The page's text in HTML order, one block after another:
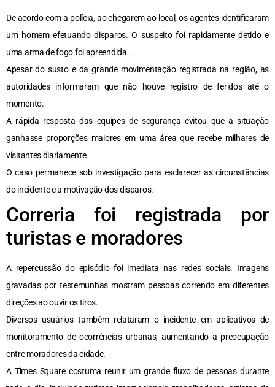
De acordo com a polícia, ao chegarem ao local, os agentes identificaram
um homem efetuando disparos. O suspeito foi rapidamente detido e
uma arma de fogo foi apreendida.
Apesar do susto e da grande movimentação registrada na região, as
autoridades informaram que não houve registro de feridos até o
momento.
A rápida resposta das equipes de segurança evitou que a situação
ganhasse proporções maiores em uma área que recebe milhares de
visitantes diariamente.
O caso permanece sob investigação para esclarecer as circunstâncias
do incidente e a motivação dos disparos.
Correria foi registrada por
turistas e moradores
A repercussão do episódio foi imediata nas redes sociais. Imagens
gravadas por testemunhas mostram pessoas correndo em diferentes
direções ao ouvir os tiros.
Diversos usuários também relataram o incidente em aplicativos de
monitoramento de ocorrências urbanas, aumentando a preocupação
entre moradores da cidade.
A Times Square costuma reunir um grande fluxo de pessoas durante